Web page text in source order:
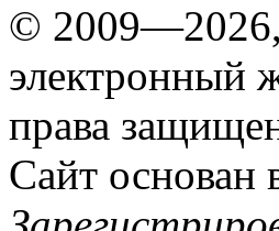
© 2009—2026,
электронный
права
Сайт основан